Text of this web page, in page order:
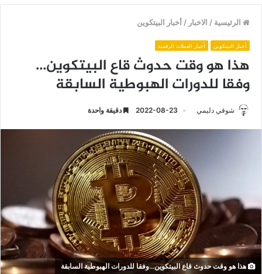
الرئيسية / الاخبار /أخبار البيتكوين
أخبار البيتكوين أخبار العملات الرقمية
هذا هو وقت حدوث قاع البيتكوين…
وفقا للدورات الهبوطية السابقة
شوقي دليمي 2022-08-23 دقيقة واحدة
هذا هو وقت حدوث قاع البيتكوين...وفقا للدورات الهبوطية السابقة